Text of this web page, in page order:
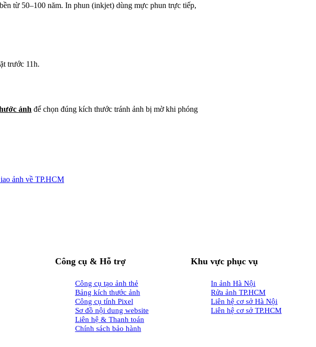
từ 50–100 năm. In phun (inkjet) dùng mực phun trực tiếp,
trước 11h.
ảnh để chọn đúng kích thước tránh ảnh bị mờ khi phóng
ảnh về TP.HCM
Công cụ & Hỗ trợ
Công cụ tạo ảnh thẻ
Bảng kích thước ảnh
Công cụ tính Pixel
Sơ đồ nội dung website
Liên hệ & Thanh toán
Chính sách bảo hành
Khu vực phục vụ
In ảnh Hà Nội
Rửa ảnh TP.HCM
Liên hệ cơ sở Hà Nội
Liên hệ cơ sở TP.HCM